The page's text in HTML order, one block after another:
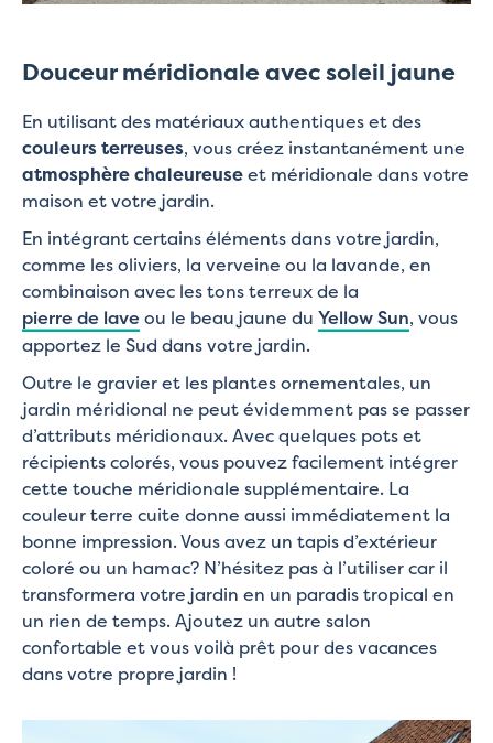
Douceur méridionale avec soleil jaune
En utilisant des matériaux authentiques et des
couleurs terreuses, vous créez instantanément une
atmosphère chaleureuseet méridionale dans votre
maison et votre jardin.
En intégrant certains éléments dans votre jardin,
comme les oliviers, la verveine ou la lavande, en
combinaison avec les tons terreux de la
pierre de lave ou le beau jaune du Yellow Sun, vous
apportez le Sud dans votre jardin.
Outre le gravier et les plantes ornementales, un
jardin méridional ne peut évidemment pas se passer
d’attributs méridionaux. Avec quelques pots et
récipients colorés, vous pouvez facilement intégrer
cette touche méridionale supplémentaire. La
couleur terre cuite donne aussi immédiatement la
bonne impression. Vous avez un tapis d’extérieur
coloré ou un hamac? N’hésitez pas à l’utiliser car il
transformera votre jardin en un paradis tropical en
un rien de temps. Ajoutez un autre salon
confortable et vous voilà prêt pour des vacances
dans votre propre jardin !